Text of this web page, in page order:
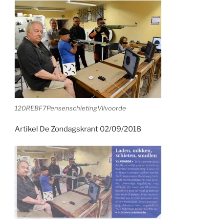
120REBF7PensenschietingVilvoorde
Artikel De Zondagskrant 02/09/2018